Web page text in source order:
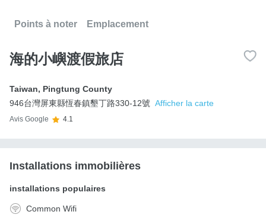
Points à noter Emplacement
海的小嶼渡假旅店
Taiwan, Pingtung County
946台灣屏東縣恆春鎮墾丁路330-12號 Afficher la carte
Avis Google 4.1
Installations immobilières
installations populaires
Common Wifi